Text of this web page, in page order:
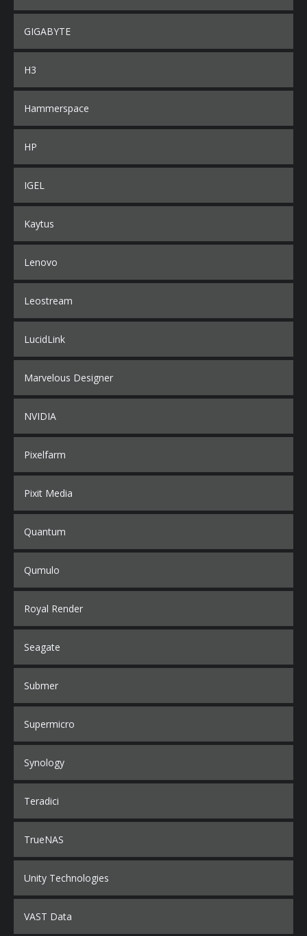
GIGABYTE
H3
Hammerspace
HP
IGEL
Kaytus
Lenovo
Leostream
LucidLink
Marvelous Designer
NVIDIA
Pixelfarm
Pixit Media
Quantum
Qumulo
Royal Render
Seagate
Submer
Supermicro
Synology
Teradici
TrueNAS
Unity Technologies
VAST Data